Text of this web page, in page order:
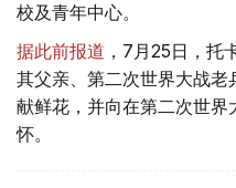
校及青年中心。
据此前报道 ，7月25日，托
其父亲、第二次世界大战老
献鲜花，并向在第二次世
怀。